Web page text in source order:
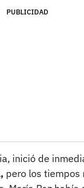
PUBLICIDAD
inició de
pero los tiempos